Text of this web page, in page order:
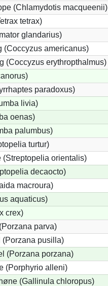
(Chlamydotis macqueenii)
tetrax)
glandarius)
americanus)
(Coccyzus erythropthalmus)
paradoxus)
livia)
oenas)
palumbus)
turtur)
orientalis)
decaocto)
macroura)
aquaticus)
crex)
parva)
pusilla)
(Porzana porzana)
(Porphyrio alleni)
(Gallinula chloropus)